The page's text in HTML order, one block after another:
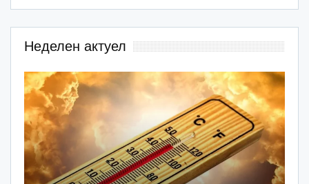
Неделен актуел